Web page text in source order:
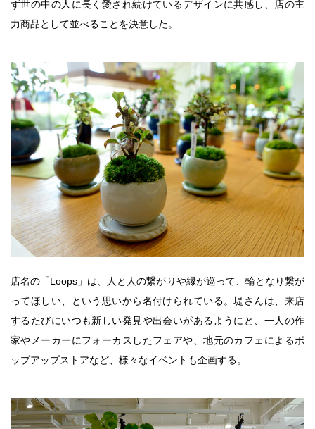
ず世の中の人に長く愛され続けているデザインに共感し、店の主
力商品として並べることを決意した。
店名の「Loops」は、人と人の繋がりや縁が巡って、輪となり繋が
ってほしい、という思いから名付けられている。堤さんは、来店
するたびにいつも新しい発見や出会いがあるようにと、一人の作
家やメーカーにフォーカスしたフェアや、地元のカフェによるポ
ップアップストアなど、様々なイベントも企画する。